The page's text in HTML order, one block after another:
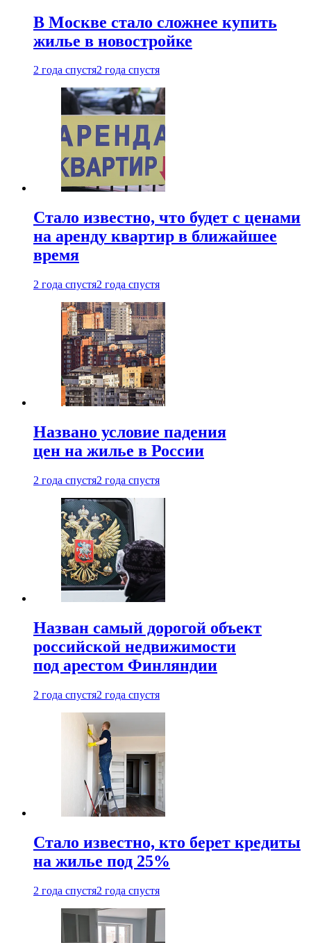
В Москве стало сложнее купить
жилье в новостройке
2 года спустя2 года спустя
Стало известно, что будет с ценами
на аренду квартир в ближайшее
время
2 года спустя2 года спустя
Названо условие падения
цен на жилье в России
2 года спустя2 года спустя
Назван самый дорогой объект
российской недвижимости
под арестом Финляндии
2 года спустя2 года спустя
Стало известно, кто берет кредиты
на жилье под 25%
2 года спустя2 года спустя